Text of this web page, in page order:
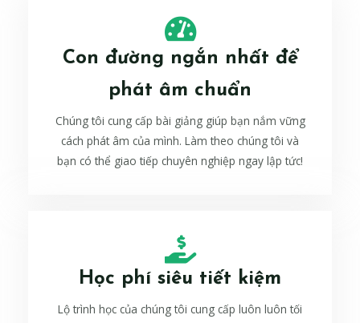
Con đường ngắn nhất để
phát âm chuẩn
Chúng tôi cung cấp bài giảng giúp bạn nắm vững
cách phát âm của mình. Làm theo chúng tôi và
bạn có thể giao tiếp chuyên nghiệp ngay lập tức!
Học phí siêu tiết kiệm
Lộ trình học của chúng tôi cung cấp luôn luôn tối